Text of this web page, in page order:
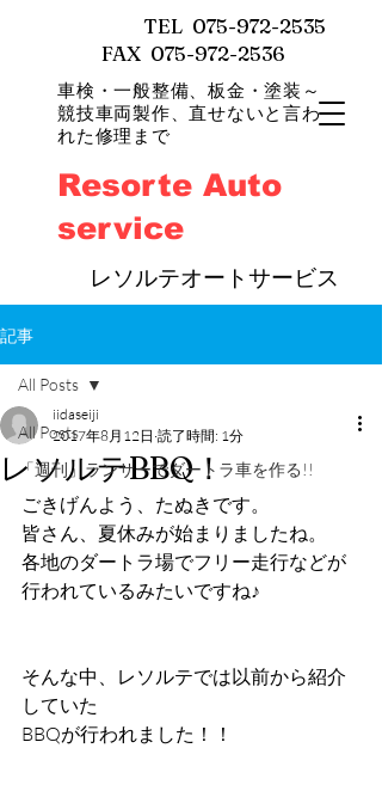
Resorte Auto
service
TEL 075-972-2535
FAX 075-972-2536
車検・一般整備、 板金・塗装～
競技車両製作、直せないと言わ
れた修理まで
レソルテオートサービス
記事
All Posts
「週刊」ランサーでダートラ車を作る!!
All Posts
レソルテBBQ！
iidaseiji
2017年8月12日 読了時間: 1分
ごきげんよう、たぬきです。
皆さん、夏休みが始まりましたね。
各地のダートラ場でフリー走行などが
行われているみたいですね♪
そんな中、レソルテでは以前から紹介
していた
BBQが行われました！！